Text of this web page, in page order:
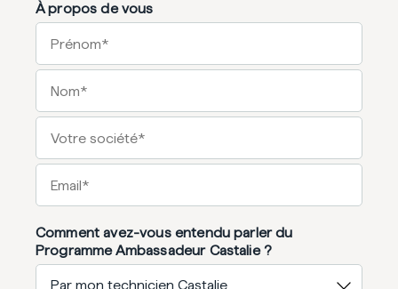
À propos de vous
Comment avez-vous entendu parler du
Programme Ambassadeur Castalie ?